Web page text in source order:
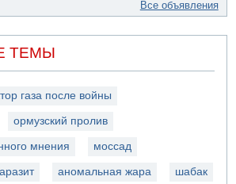
Все объявления
ТЕМЫ
газа после войны
ормузский пролив
мнения моссад
аномальная жара шабак